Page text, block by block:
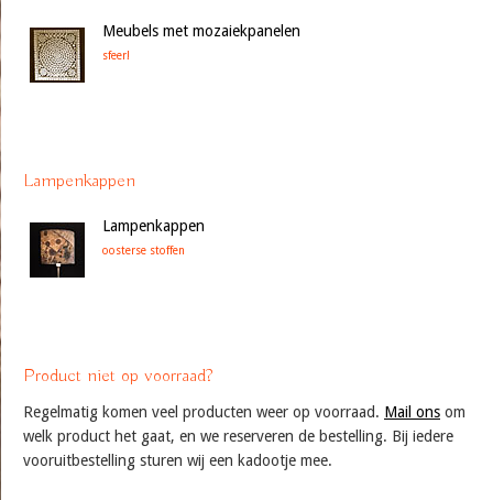
Meubels met mozaiekpanelen
sfeer!
Lampenkappen
Lampenkappen
oosterse stoffen
Product niet op voorraad?
Regelmatig komen veel producten weer op voorraad. Mail ons om
welk product het gaat, en we reserveren de bestelling. Bij iedere
vooruitbestelling sturen wij een kadootje mee.